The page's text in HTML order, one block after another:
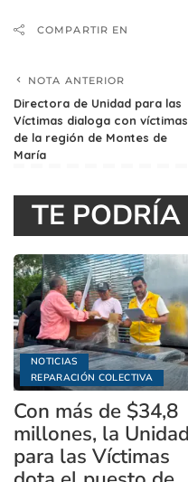
COMPARTIR EN
NOTA ANTERIOR
Directora de Unidad para las
Víctimas dialoga con víctimas
de la región de Montes de
María
TE
NOTICIAS
REPARACIÓN COLECTIVA
Con más de $34,8
millones, la Unidad
para las Víctimas